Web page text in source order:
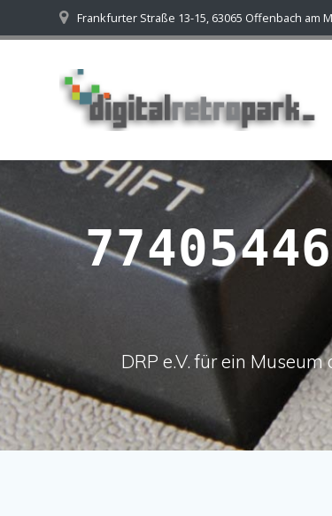
to
Frankfurter Straße 13-15, 63065 Offenbach am
DRP e.V. für ein